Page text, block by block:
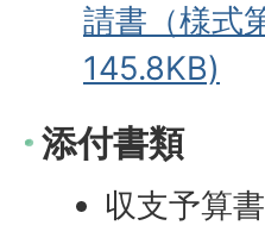
請書（様式
145.8KB)
添付書類
収支予算